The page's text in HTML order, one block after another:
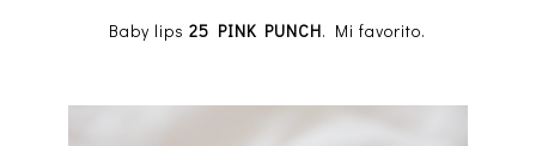
Baby lips25 PINK PUNCH. Mi favorito.